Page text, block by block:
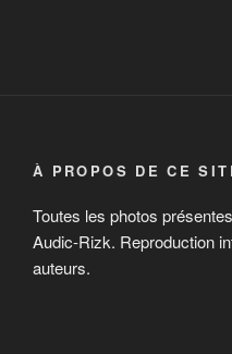
À PROPOS DE CE
Toutes les photos
Audic-Rizk. Reproduction
auteurs.